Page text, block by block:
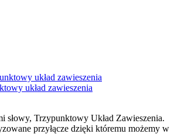
układ zawieszenia
słowy, Trzypunktowy Układ Zawieszenia.
przyłącze dzięki któremu możemy w